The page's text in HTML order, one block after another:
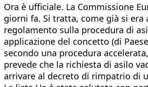
Ora è ufficiale. La Commissione
giorni fa. Si tratta, come già si era
regolamento sulla procedura di
applicazione del concetto (di
secondo una procedura
prevede che la richiesta di asilo
arrivare al decreto di rimpatrio di